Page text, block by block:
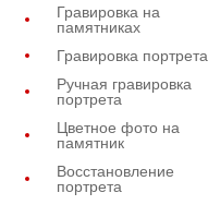
Гравировка на
памятниках
Гравировка портрета
Ручная гравировка
портрета
Цветное фото на
памятник
Восстановление
портрета